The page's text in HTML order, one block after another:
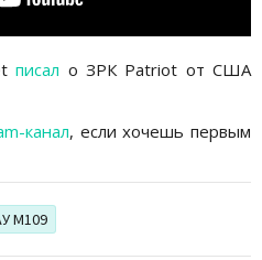
писал о ЗРК Patriot от США
канал, если хочешь первым
M109